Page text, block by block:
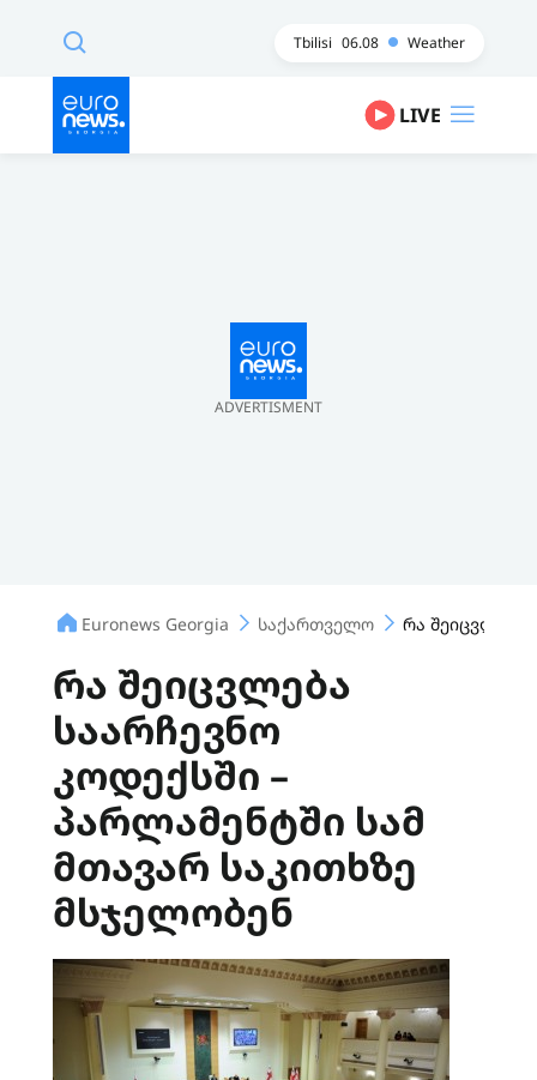
Tbilisi 06.08 Weather
LIVE
ADVERTISMENT
Euronews Georgia საქართველო რა შეიცვლება
რა შეიცვლება
საარჩევნო
კოდექსში –
პარლამენტში სამ
მთავარ საკითხზე
მსჯელობენ